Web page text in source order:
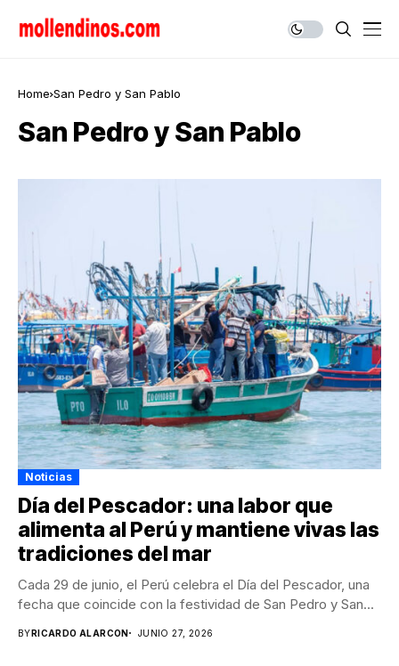
Home San Pedro y San Pablo
San Pedro y San Pablo
Noticias
Día del Pescador: una labor que
alimenta al Perú y mantiene vivas las
tradiciones del mar
Cada 29 de junio, el Perú celebra el Día del Pescador, una
fecha que coincide con la festividad de San Pedro y San...
BY RICARDO ALARCON JUNIO 27, 2026